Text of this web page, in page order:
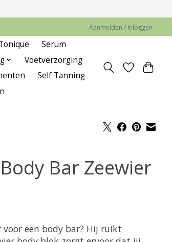
Aanmelden / Inloggen
Serum
Voetverzorging
Self Tanning
Bar Zeewier
voor een body bar? Hij ruikt